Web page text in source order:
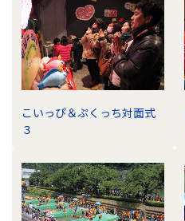
こいっぴ＆ぷくっち対面式
３